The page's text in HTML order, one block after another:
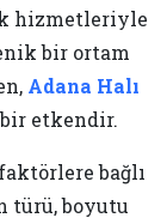
hizmetleriyle
bir ortam
Adana Halı
etkendir.
bağlı
türü, boyutu